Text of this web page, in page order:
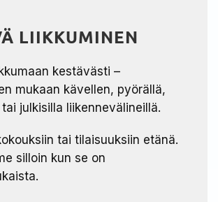
LIIKKUMINEN
kestävästi –
mukaan kävellen, pyörällä,
julkisilla liikennevälineillä.​
tai tilaisuuksiin etänä.
silloin kun se on